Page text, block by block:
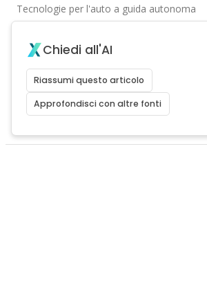
Tecnologie per l'auto a guida autonoma
Chiedi all'AI
Riassumi questo articolo
Approfondisci con altre fonti